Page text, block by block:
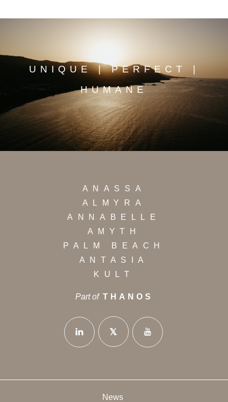
UNIQUE | PERFECT |
HUMANE
ANASSA
ALMYRA
ANNABELLE
AMYTH
PALM BEACH
ANTASIA
KULT
Part of THANOS
News